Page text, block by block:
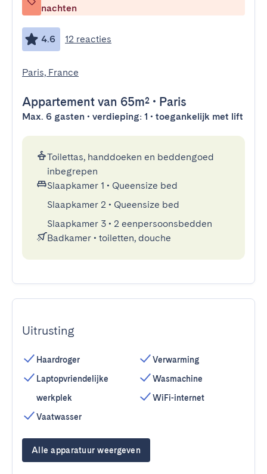
nachten
4.6 12 reacties
Paris, France
Appartement van 65m² • Paris
Max. 6 gasten • verdieping: 1 • toegankelijk met lift
Toilettas, handdoeken en beddengoed
inbegrepen
Slaapkamer 1 • Queensize bed
Slaapkamer 2 • Queensize bed
Slaapkamer 3 • 2 eenpersoonsbedden
Badkamer • toiletten, douche
Uitrusting
Haardroger
Laptopvriendelijke
werkplek
Vaatwasser
Verwarming
Wasmachine
WiFi-internet
Alle apparatuur weergeven